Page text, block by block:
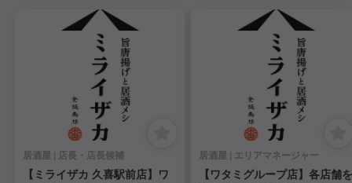
居酒屋 | 店長・店長候補
【ミライザカ 久喜駅前店】ワ
居酒屋 | エリアマネージャー
【ワタミグループ店】各店舗を